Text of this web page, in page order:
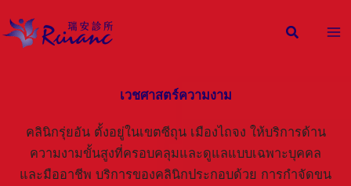
to
content
เวชศาสตร์ความงาม
คลินิกรุ่ยอัน ตั้งอยู่ในเขตซีถุน เมืองไถจง ให้บริการด้าน
ความงามขั้นสูงที่ครอบคลุมและดูแลแบบเฉพาะบุคคล
และมืออาชีพ บริการของคลินิกประกอบด้วย การกำจัดขน